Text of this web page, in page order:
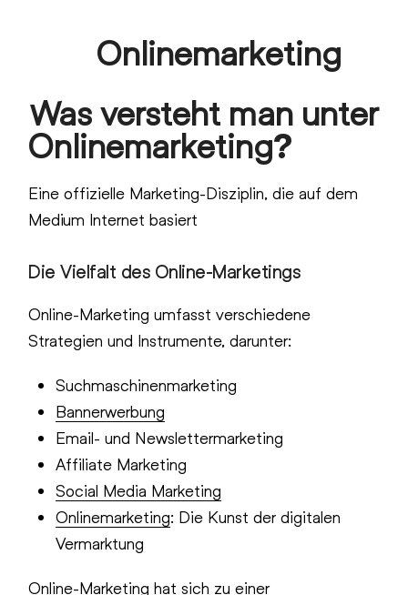
menu
menu
Onlinemarketing
Was versteht man unter
Onlinemarketing?
Eine offizielle Marketing-Disziplin, die auf dem
Medium Internet basiert
Die Vielfalt des Online-Marketings
Online-Marketing umfasst verschiedene
Strategien und Instrumente, darunter:
Suchmaschinenmarketing
Bannerwerbung
Email- und Newslettermarketing
Affiliate Marketing
Social Media Marketing
Onlinemarketing: Die Kunst der digitalen
Vermarktung
Online-Marketing hat sich zu einer